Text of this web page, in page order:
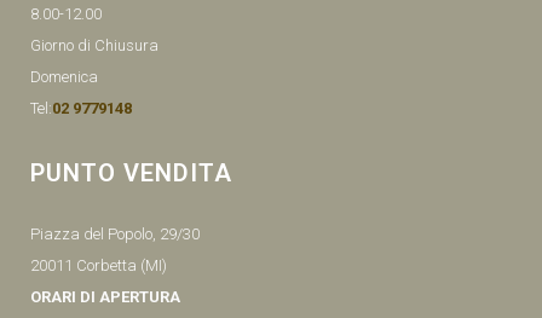
8.00-12.00
Giorno di Chiusura
Domenica
Tel:02 9779148
PUNTO VENDITA
Piazza del Popolo, 29/30
20011 Corbetta (MI)
ORARI DI APERTURA